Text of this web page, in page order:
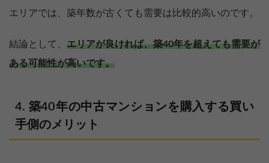
エリアでは、築年数が古くても需要は比較的高いのです。
結論として、 エリアが良ければ、築40年を超えても需要が
ある可能性が高いです。
築40年の中古マンションを購入する買い
手側のメリット